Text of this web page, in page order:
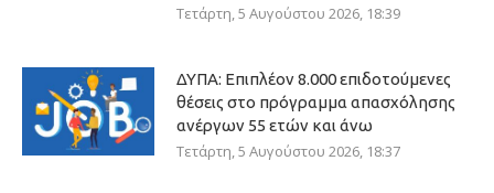
Τετάρτη, 5 Αυγούστου 2026, 18:39
ΔΥΠΑ: Επιπλέον 8.000 επιδοτούμενες
θέσεις στο πρόγραμμα απασχόλησης
ανέργων 55 ετών και άνω
Τετάρτη, 5 Αυγούστου 2026, 18:37